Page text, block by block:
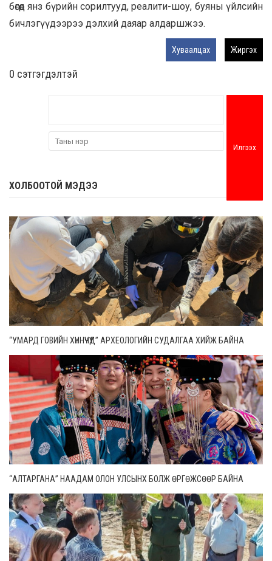
бөгөөд янз бүрийн сорилтууд, реалити-шоу, буяны үйлсийн
бичлэгүүдээрээ дэлхий даяар алдаршжээ.
Хуваалцах Жиргэх
0 cэтгэгдэлтэй
Илгээх
ХОЛБООТОЙ МЭДЭЭ
“УМАРД ГОВИЙН ХҮННҮЧҮҮД” АРХЕОЛОГИЙН СУДАЛГАА ХИЙЖ БАЙНА
“АЛТАРГАНА” НААДАМ ОЛОН УЛСЫНХ БОЛЖ ӨРГӨЖСӨӨР БАЙНА